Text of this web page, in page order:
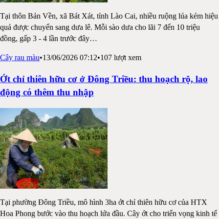
Tại thôn Bản Vền, xã Bát Xát, tỉnh Lào Cai, nhiều ruộng lúa kém hiệu
quả được chuyển sang dưa lê. Mỗi sào dưa cho lãi 7 đến 10 triệu
đồng, gấp 3 - 4 lần trước đây…
Cây rau màu•13/06/2026 07:12•107 lượt xem
Ớt chỉ thiên hữu cơ ở Đông Triều: thu hoạch rộ, lao
động có thêm thu nhập
Tại phường Đông Triều, mô hình 3ha ớt chỉ thiên hữu cơ của HTX
Hoa Phong bước vào thu hoạch lứa đầu. Cây ớt cho triển vọng kinh tế